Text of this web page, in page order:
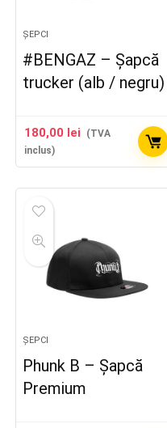
ȘEPCI
#BENGAZ – Șapcă
trucker (alb / negru)
180,00 lei
(TVA
inclus)
ȘEPCI
Phunk B – Șapcă
Premium